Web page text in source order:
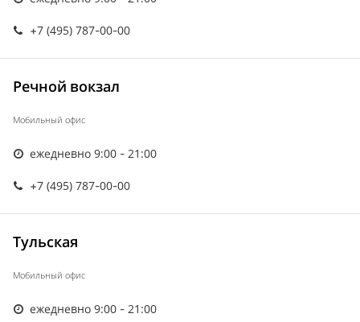
+7 (495) 787-00-00
Речной вокзал
Мобильный офис
ежедневно 9:00 - 21:00
+7 (495) 787-00-00
Тульская
Мобильный офис
ежедневно 9:00 - 21:00